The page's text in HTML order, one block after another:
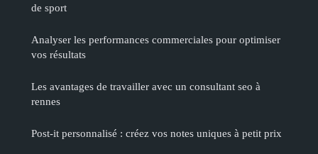
de sport
Analyser les performances commerciales pour optimiser
vos résultats
Les avantages de travailler avec un consultant seo à
rennes
Post-it personnalisé : créez vos notes uniques à petit prix